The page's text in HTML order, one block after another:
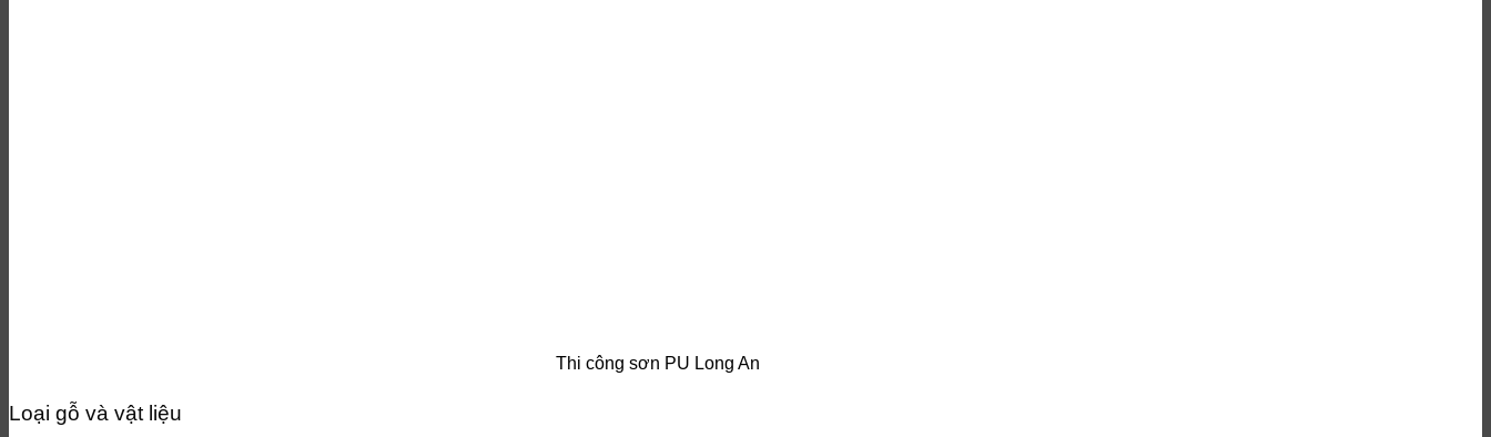
Thi công sơn PU Long An
Loại gỗ và vật liệu